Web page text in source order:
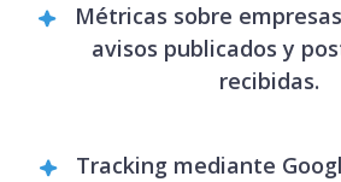
Métricas sobre
avisos publicados y
recibidas.
Tracking mediante